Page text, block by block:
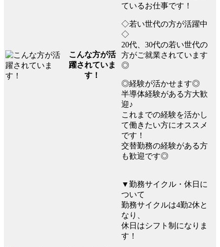
こんな方が活
躍されていま
す！
ているお仕事です！
◇若い世代の方が活躍中
◇
20代、30代の若い世代の
方がご就業されています
◎
◎経験が活かせます◎
半導体経験がある方大歓
迎♪
これまでの経験を活かし
て働きたい方にオススメ
です！
交替勤務の経験がある方
も歓迎です◎
▼勤務サイクル・休日に
ついて
勤務サイクルは4勤2休と
なり、
休日はシフト制になりま
す！